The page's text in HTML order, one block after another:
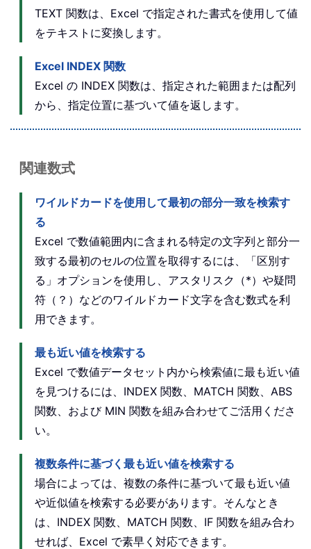
TEXT 関数は、Excel で指定された書式を使用して値
をテキストに変換します。
Excel INDEX 関数
Excel の INDEX 関数は、指定された範囲または配列
から、指定位置に基づいて値を返します。
関連数式
ワイルドカードを使用して最初の部分一致を検索す
る
Excel で数値範囲内に含まれる特定の文字列と部分一
致する最初のセルの位置を取得するには、「区別す
る」オプションを使用し、アスタリスク（*）や疑問
符（？）などのワイルドカード文字を含む数式を利
用できます。
最も近い値を検索する
Excel で数値データセット内から検索値に最も近い値
を見つけるには、INDEX 関数、MATCH 関数、ABS
関数、および MIN 関数を組み合わせてご活用くださ
い。
複数条件に基づく最も近い値を検索する
場合によっては、複数の条件に基づいて最も近い値
や近似値を検索する必要があります。そんなとき
は、INDEX 関数、MATCH 関数、IF 関数を組み合わ
せれば、Excel で素早く対応できます。